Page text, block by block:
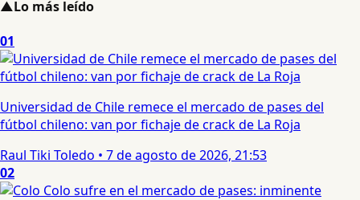
▲Lo más leído
01
Universidad de Chile remece el mercado de pases del
fútbol chileno: van por fichaje de crack de La Roja
Raul Tiki Toledo • 7 de agosto de 2026, 21:53
02